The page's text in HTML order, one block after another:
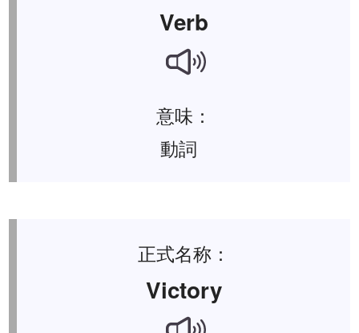
Verb
意味：
動詞
正式名称：
Victory